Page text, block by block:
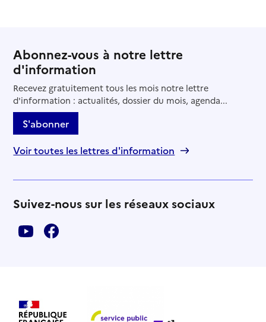
Abonnez-vous à notre lettre
d'information
Recevez gratuitement tous les mois notre lettre
d'information : actualités, dossier du mois, agenda...
S'abonner
Voir toutes les lettres d'information
Suivez-nous sur les réseaux sociaux